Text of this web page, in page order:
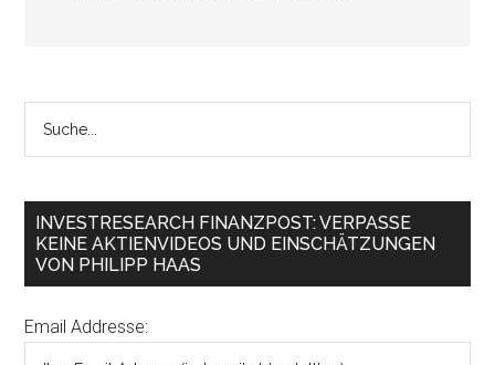
INVESTRESEARCH FINANZPOST: VERPASSE
KEINE AKTIENVIDEOS UND EINSCHÄTZUNGEN
VON PHILIPP HAAS
Email Addresse: